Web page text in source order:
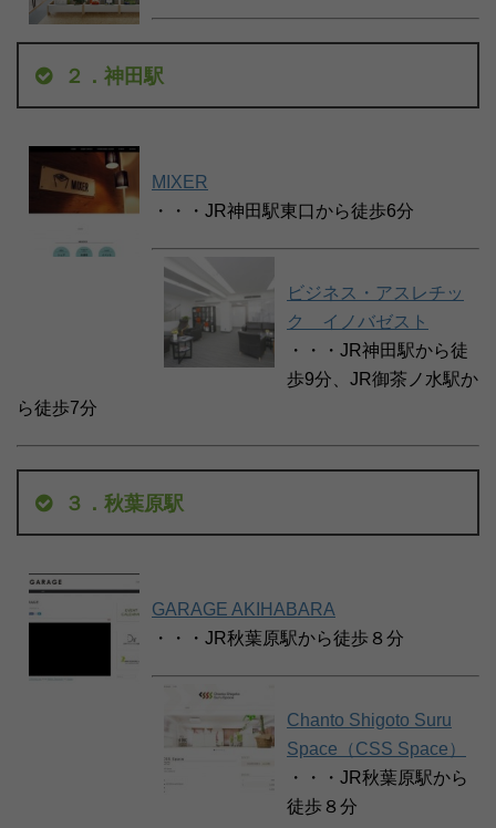
２．神田駅
MIXER
・・・JR神田駅東口から徒歩6分
ビジネス・アスレチッ
ク イノバゼスト
・・・JR神田駅から徒
歩9分、JR御茶ノ水駅か
ら徒歩7分
３．秋葉原駅
GARAGE AKIHABARA
・・・JR秋葉原駅から徒歩８分
Chanto Shigoto Suru
Space（CSS Space）
・・・JR秋葉原駅から
徒歩８分